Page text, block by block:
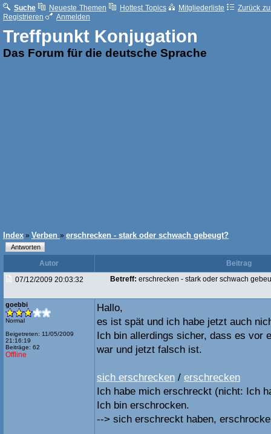
Suche Neueste Themen Hottest Topics Mitgliederliste
Zurück
Registrieren
Anmelden
Treffpunkt Konjugation
Das Forum für die deutsche Sprache
Index » Verben » erschrecken - stark oder schwach gebeugt?
Autor
Beitrag
07/12/2009 20:03:32
Betreff: erschrecken - stark oder schwach
goebbi
Normal
Beigetreten: 11/05/2009
21:16:19
Beiträge: 62
Offline
Hallo,
es ist spät und ich habe jetzt auch
Ich bin allerdings sicher, dass es vor
war und jetzt falsch ist.
sich erschrecken / erschrecken
Ich habe mich erschreckt (nicht: Ich
Ich bin erschrocken.
--> sich erschreckt haben,